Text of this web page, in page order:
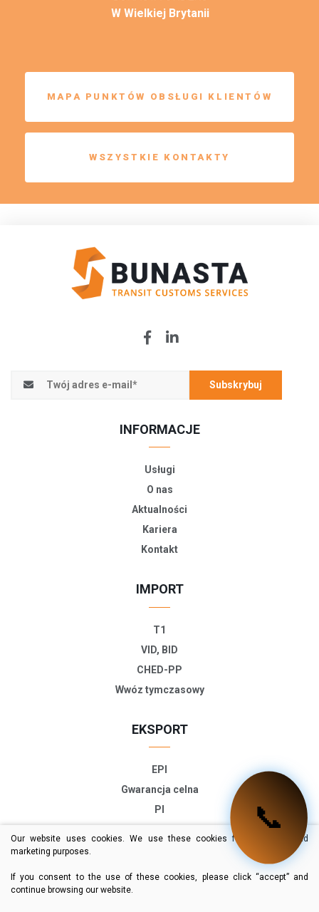
W Wielkiej Brytanii
MAPA PUNKTÓW OBSŁUGI KLIENTÓW
WSZYSTKIE KONTAKTY
Subskrybuj
INFORMACJE
Usługi
O nas
Aktualności
Kariera
Kontakt
IMPORT
T1
VID, BID
CHED-PP
Wwóz tymczasowy
EKSPORT
EPI
Gwarancja celna
PI
Our website uses cookies. We use these cookies for statistical and
marketing purposes.
If you consent to the use of these cookies, please click “accept” and
continue browsing our website.
📞